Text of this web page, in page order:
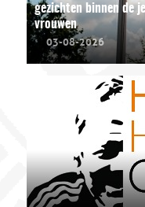
gezichten binnen de
vrouwen
03-08-2026